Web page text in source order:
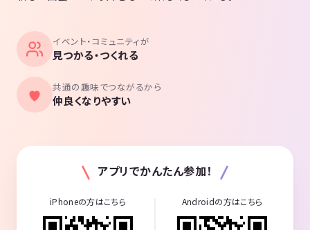
イベント・コミュニティが
見つかる・つくれる
共通の趣味でつながるから
仲良くなりやすい
アプリでかんたん参加！
iPhoneの方はこちら Androidの方はこちら